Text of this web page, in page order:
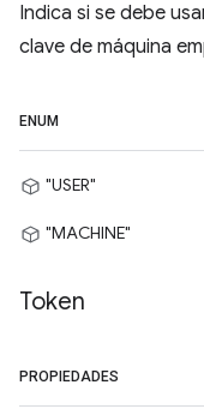
Indica si se debe
clave de máquina
ENUM
"USER"
"MACHINE"
Token
PROPIEDADES